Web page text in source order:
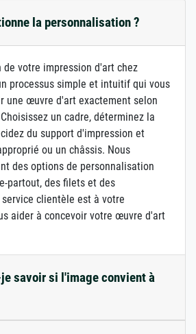
la personnalisation ?
de votre impression d'art chez
processus simple et intuitif qui vous
une œuvre d'art exactement selon
un cadre, déterminez la
du support d'impression et
ou un châssis. Nous
des options de personnalisation
partout, des filets et des
clientèle est à votre
aider à concevoir votre œuvre d'art
savoir si l'image convient à